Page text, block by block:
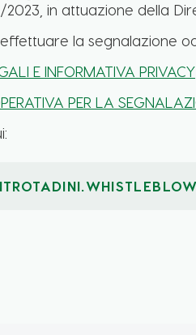
2023, in attuazione della
la segnalazione
E INFORMATIVA PRIVACY
PER LA